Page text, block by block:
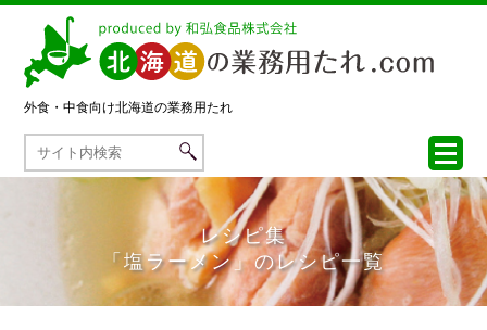
外食・中食向け北海道の業務用たれ
レシピ集
「塩ラーメン」のレシピ一覧